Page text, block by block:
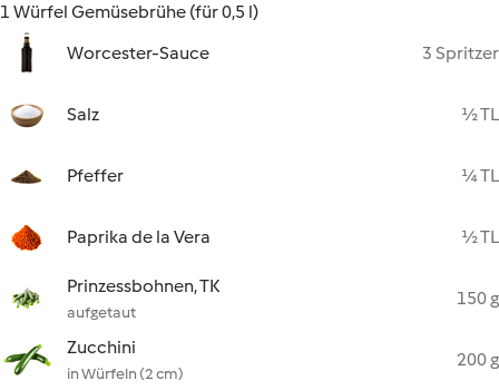
1 Würfel Gemüsebrühe (für 0,5 l)
Worcester-Sauce
3 Spritzer
Salz ½ TL
Pfeffer ¼ TL
Paprika de la Vera ½ TL
Prinzessbohnen, TK
aufgetaut
150 g
Zucchini
in Würfeln (2 cm)
200 g